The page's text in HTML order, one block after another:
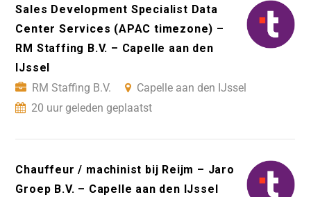
Sales Development Specialist Data
Center Services (APAC timezone) –
RM Staffing B.V. – Capelle aan den
IJssel
RM Staffing B.V.
Capelle aan den IJssel
20 uur geleden geplaatst
Chauffeur / machinist bij Reijm – Jaro
Groep B.V. – Capelle aan den IJssel